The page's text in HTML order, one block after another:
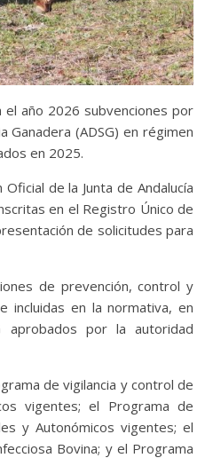
el año 2026 subvenciones por
(ADSG) en régimen
en 2025.
de la Junta de Andalucía
en el Registro Único de
de solicitudes para
de prevención, control y
incluidas en la normativa, en
aprobados por la autoridad
de vigilancia y control de
vigentes; el Programa de
y Autonómicos vigentes; el
Bovina; y el Programa